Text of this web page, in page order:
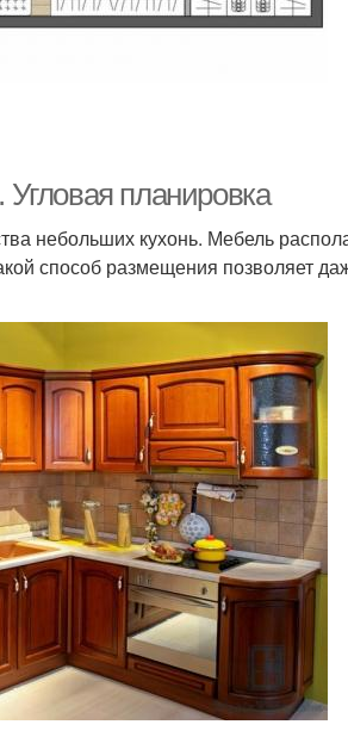
планировка
небольших кухонь. Мебель
способ размещения позволяет